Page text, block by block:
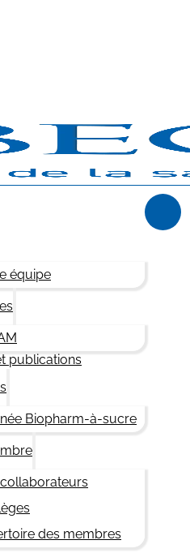
équipe
publications
Biopharm-à-sucre
des membres